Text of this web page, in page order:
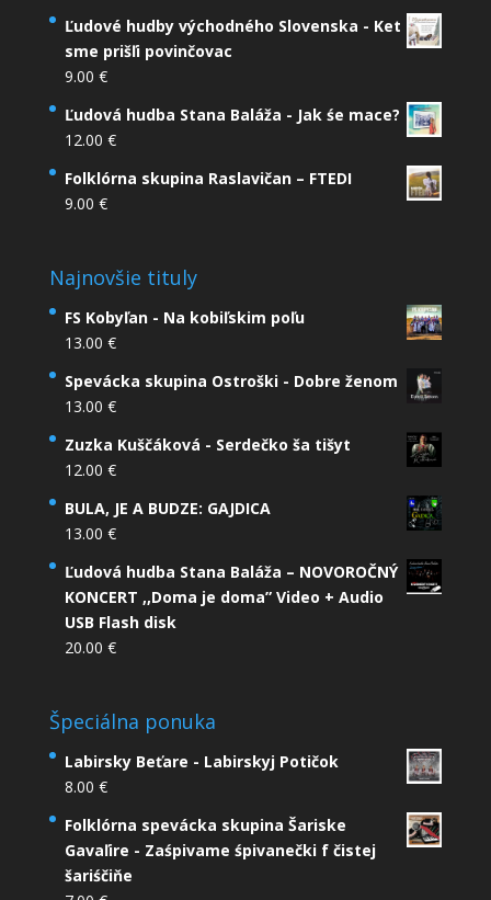
Ľudové hudby východného Slovenska - Ket
sme prišľi povinčovac
9.00 €
Ľudová hudba Stana Baláža - Jak śe mace?
12.00 €
Folklórna skupina Raslavičan – FTEDI
9.00 €
Najnovšie tituly
FS Kobyľan - Na kobiľskim poľu
13.00 €
Spevácka skupina Ostroški - Dobre ženom
13.00 €
Zuzka Kuščáková - Serdečko ša tišyt
12.00 €
BULA, JE A BUDZE: GAJDICA
13.00 €
Ľudová hudba Stana Baláža – NOVOROČNÝ
KONCERT ,,Doma je doma” Video + Audio
USB Flash disk
20.00 €
Špeciálna ponuka
Labirsky Beťare - Labirskyj Potičok
8.00 €
Folklórna spevácka skupina Šariske
Gavaľire - Zaśpivame śpivanečki f čistej
šariśčiňe